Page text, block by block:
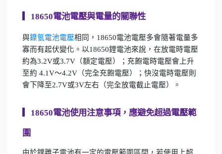
18650電池電壓與電量的關聯性
與鎳氫電池電壓相同，18650電池電壓多會隨著電量多
寡而有起伏變化。以18650鋰電池來說，在放電時電壓
約為3.2V或3.7V（額定電壓）；充飽電時電壓會上升
至約 4.1V～4.2V（完全充飽電壓）；快沒電時電壓則
會下降至2.7V或3V左右（完全放電截止電壓）。
18650電池使用注意事項，應避免超過電壓範
圍